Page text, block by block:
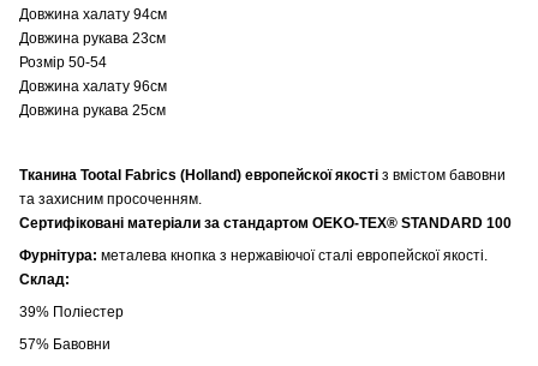
Довжина халату 94см
Довжина рукава 23см
Розмір 50-54
Довжина халату 96см
Довжина рукава 25см
Тканина Tootal Fabrics (Holland) европейскої якості з вмістом бавовни
та захисним просоченням.
Сертифіковані матеріали за стандартом OEKO-TEX® STANDARD 100
Фурнітура: металева кнопка з нержавіючої сталі европейскої якості.
Склад:
39% Поліестер
57% Бавовни